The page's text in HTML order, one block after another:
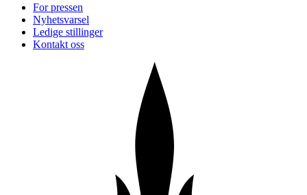
For pressen
Nyhetsvarsel
Ledige stillinger
Kontakt oss